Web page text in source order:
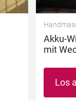
Akku-
mit
Los